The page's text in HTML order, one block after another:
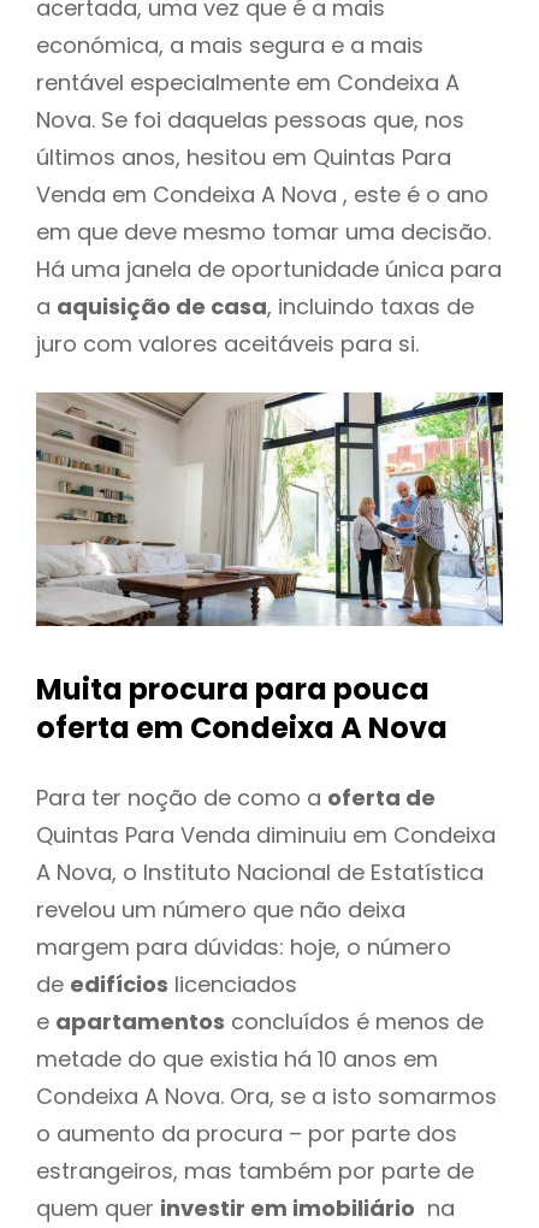
acertada, uma vez que é a mais
económica, a mais segura e a mais
rentável especialmente em Condeixa A
Nova. Se foi daquelas pessoas que, nos
últimos anos, hesitou em Quintas Para
Venda em Condeixa A Nova , este é o ano
em que deve mesmo tomar uma decisão.
Há uma janela de oportunidade única para
a aquisição de casa, incluindo taxas de
juro com valores aceitáveis para si.
Muita procura para pouca
oferta em Condeixa A Nova
Para ter noção de como a oferta de
Quintas Para Venda diminuiu em Condeixa
A Nova, o Instituto Nacional de Estatística
revelou um número que não deixa
margem para dúvidas: hoje, o número
de edifícios licenciados
e apartamentos concluídos é menos de
metade do que existia há 10 anos em
Condeixa A Nova. Ora, se a isto somarmos
o aumento da procura – por parte dos
estrangeiros, mas também por parte de
quem quer investir em imobiliário na